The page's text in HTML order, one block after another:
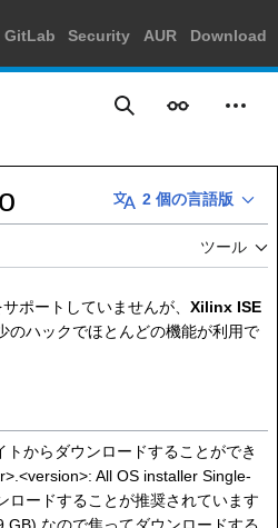
GitLab Security AUR Download
検索 表示 個人
2 個の言語版
ツール
ポートしていませんが、 Xilinx ISE
のハックでほとんどの機能が利用で
からダウンロードすることができ
All OS installer Single-
ロードすることが推奨されています